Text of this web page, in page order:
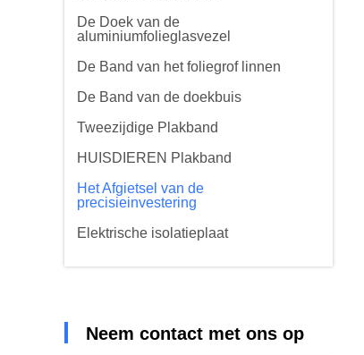
De Doek van de
aluminiumfolieglasvezel
De Band van het foliegrof linnen
De Band van de doekbuis
Tweezijdige Plakband
HUISDIEREN Plakband
Het Afgietsel van de
precisieinvestering
Elektrische isolatieplaat
Neem contact met ons op